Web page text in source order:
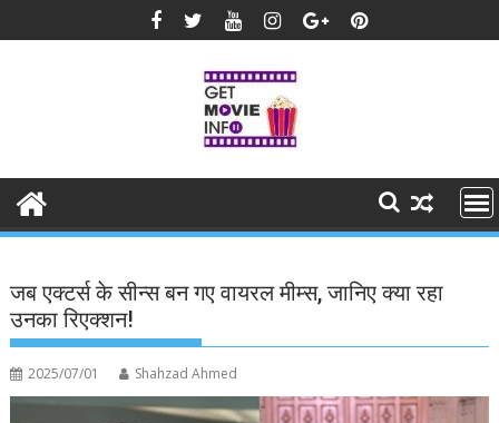
to
जब एक्टर्स के सीन्स बन गए वायरल मीम्स, जानिए क्या रहा
उनका रिएक्शन!
2025/07/01 Shahzad Ahmed